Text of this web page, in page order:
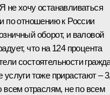
не хочу останавливаться
по отношению к России
оборот, и валовой
что на 124 процента
состоятельности
тоже прирастают –
всем отраслям, не по всем